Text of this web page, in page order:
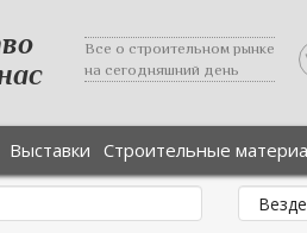
Все о строительном рынке
на сегодняшний день
Выставки Строительные